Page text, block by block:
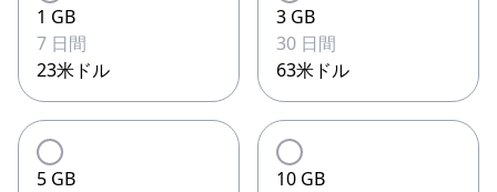
1 GB
7 日間
23米ドル
3 GB
30 日間
63米ドル
5 GB
10 GB